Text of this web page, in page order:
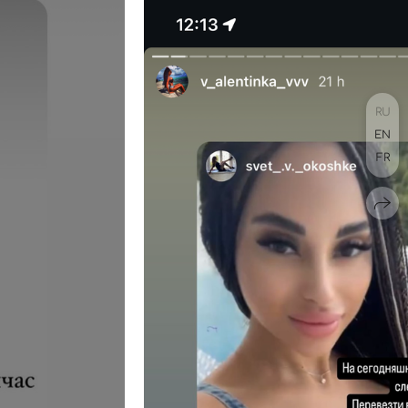
RU
EN
FR